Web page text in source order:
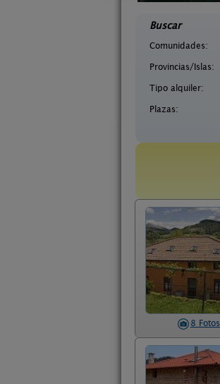
Buscar
Comunidades:
Provincias/Islas:
Tipo alquiler:
Plazas:
8 Fotos